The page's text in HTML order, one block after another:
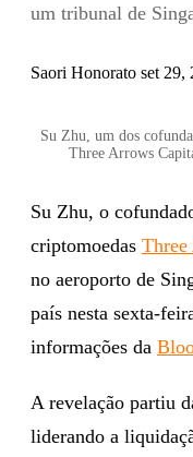
um tribunal de
Saori Honorato set
Su Zhu, um dos
Three Arrows
Su Zhu, o
criptomoedas
no aeroporto de
país nesta sexta-
informações da
A revelação partiu
liderando a